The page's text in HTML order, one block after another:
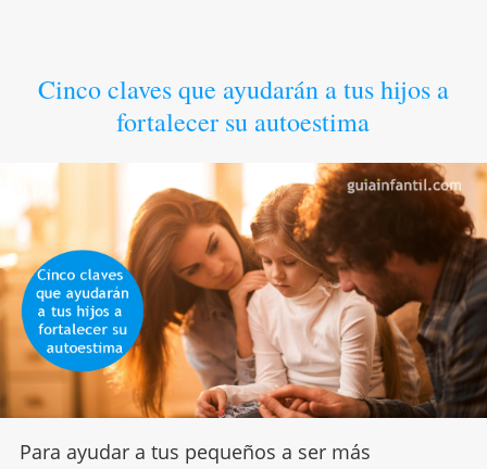
Cinco claves que ayudarán a tus hijos a
fortalecer su autoestima
Para ayudar a tus pequeños a ser más